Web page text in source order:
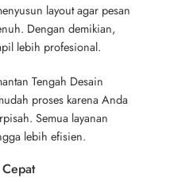
layout agar pesan
Dengan demikian,
lebih profesional.
Tengah Desain
proses karena Anda
Semua layanan
lebih efisien.